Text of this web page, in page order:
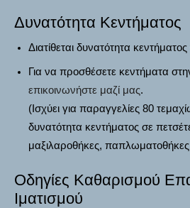
Δυνατότητα Κεντήματος
Διατίθεται δυνατότητα
Για να προσθέσετε κεντήματα
επικοινωνήστε μαζί μας.
(Ισχύει για παραγγελίες 80
δυνατότητα κεντήματος σε
μαξιλαροθήκες, παπλωματοθήκες
Οδηγίες Καθαρισμού
Ιματισμού